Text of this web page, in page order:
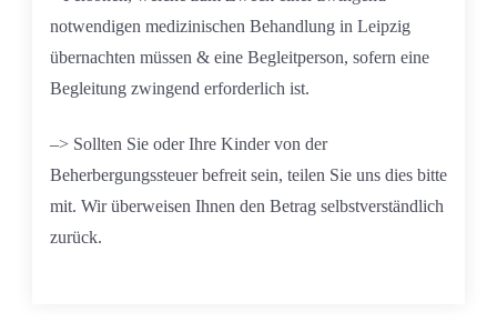
notwendigen medizinischen Behandlung in Leipzig
übernachten müssen & eine Begleitperson, sofern eine
Begleitung zwingend erforderlich ist.
–> Sollten Sie oder Ihre Kinder von der
Beherbergungssteuer befreit sein, teilen Sie uns dies bitte
mit. Wir überweisen Ihnen den Betrag selbstverständlich
zurück.